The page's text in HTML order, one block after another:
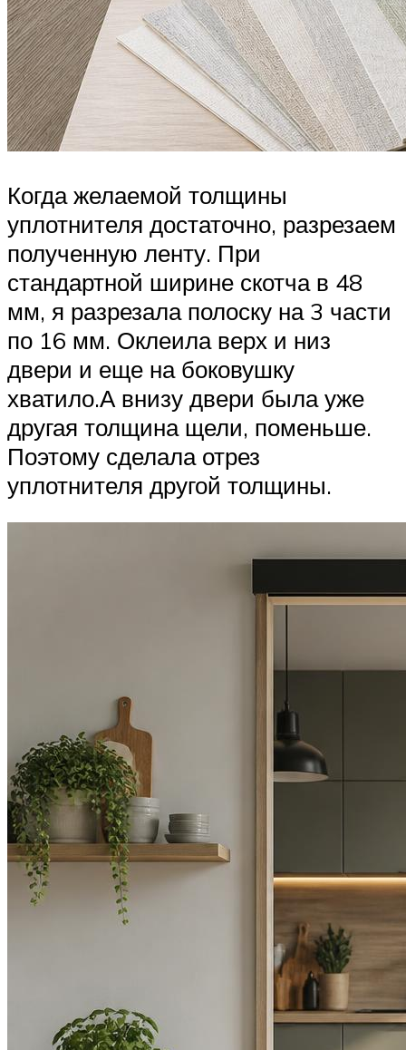
Когда желаемой толщины
уплотнителя достаточно, разрезаем
полученную ленту. При
стандартной ширине скотча в 48
мм, я разрезала полоску на 3 части
по 16 мм. Оклеила верх и низ
двери и еще на боковушку
хватило.А внизу двери была уже
другая толщина щели, поменьше.
Поэтому сделала отрез
уплотнителя другой толщины.